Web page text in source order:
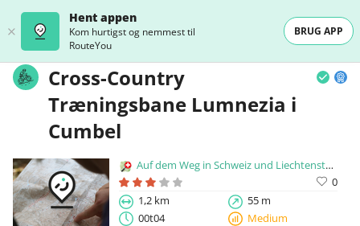
Hent appen
Kom hurtigst og nemmest til
RouteYou
BRUG APP
Cross-Country
Træningsbane Lumnezia i
Cumbel
Auf dem Weg in Schweiz und Liechtenstein
0
1,2 km
55 m
00t04
Medium